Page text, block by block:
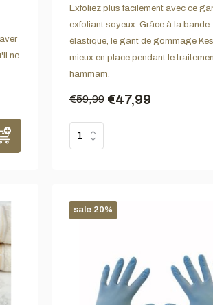
ne
Exfoliez plus facilement avec ce
exfoliant soyeux. Grâce à la bande
élastique, le gant de gommage
mieux en place pendant le
hammam.
€59,99 €47,99
sale 20%